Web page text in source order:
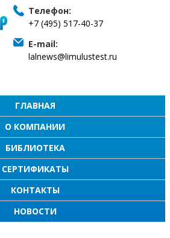
Телефон:
+7 (495) 517-40-37
E-mail:
lalnews@limulustest.ru
ГЛАВНАЯ
О КОМПАНИИ
БИБЛИОТЕКА
СЕРТИФИКАТЫ
КОНТАКТЫ
НОВОСТИ